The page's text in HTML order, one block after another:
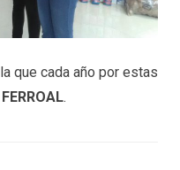
la que cada año por estas
FERROAL.